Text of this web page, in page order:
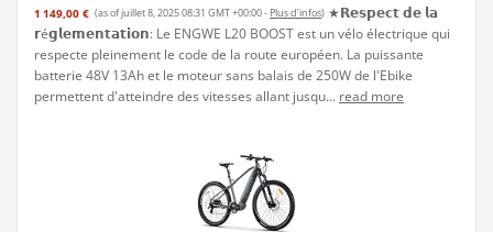
1 149,00 € (as of juillet 8, 2025 08:31 GMT +00:00 - Plus d’infos) ★𝗥𝗲𝘀𝗽𝗲𝗰𝘁 𝗱𝗲 𝗹𝗮
𝗿é𝗴𝗹𝗲𝗺𝗲𝗻𝘁𝗮𝘁𝗶𝗼𝗻: Le ENGWE L20 BOOST est un vélo électrique qui
respecte pleinement le code de la route européen. La puissante
batterie 48V 13Ah et le moteur sans balais de 250W de l'Ebike
permettent d'atteindre des vitesses allant jusqu... read more